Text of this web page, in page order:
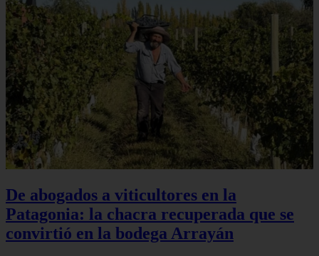
De abogados a viticultores en la
Patagonia: la chacra recuperada que se
convirtió en la bodega Arrayán